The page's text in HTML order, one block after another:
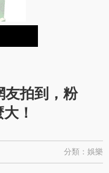
友拍到，粉
！
分類： 娛樂